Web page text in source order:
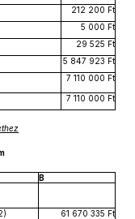
212 200 Ft
5 000 Ft
29 525 Ft
5 847 923 Ft
7 110 000 Ft
7 110 000 Ft
B
61 670 335 Ft